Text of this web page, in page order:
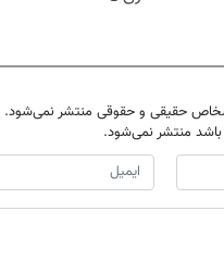
حقیقی و حقوقی منتشر نمی‌شود.
باشد منتشر نمی‌شود.